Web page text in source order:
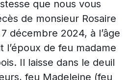
que nous vous
de monsieur Rosaire
décembre 2024, à l’âge
l’époux de feu madame
Il laisse dans le deuil
feu Madeleine (feu